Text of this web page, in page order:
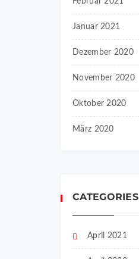
Januar 2021
Dezember 2020
November 2020
Oktober 2020
März 2020
CATEGORIES
April 2021